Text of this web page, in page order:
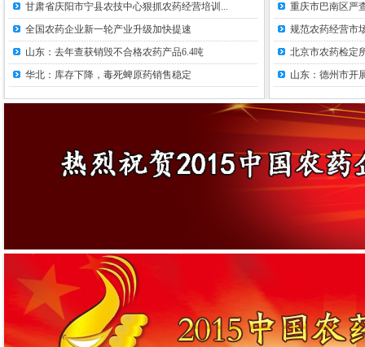
甘肃省庆阳市宁县农技中心狠抓农药经营培训...
全国农药企业新一轮产业升级加快提速
山东：去年查获销毁不合格农药产品6.4吨
华北：库存下降，毒死蜱原药销售稳定
重庆市巴南区严
规范农药经营市
北京市农药检定
山东：德州市开